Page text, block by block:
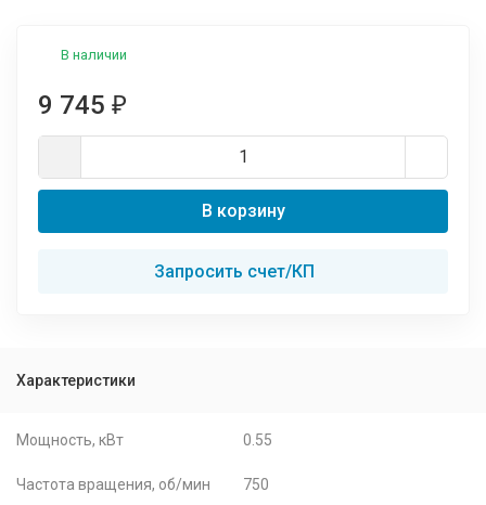
В наличии
9 745 ₽
В корзину
Запросить счет/КП
Характеристики
Мощность, кВт 0.55
Частота вращения, об/мин 750